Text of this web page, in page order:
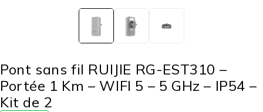
Pont sans fil RUIJIE RG-EST310 –
Portée 1 Km – WIFI 5 – 5 GHz – IP54 –
Kit de 2